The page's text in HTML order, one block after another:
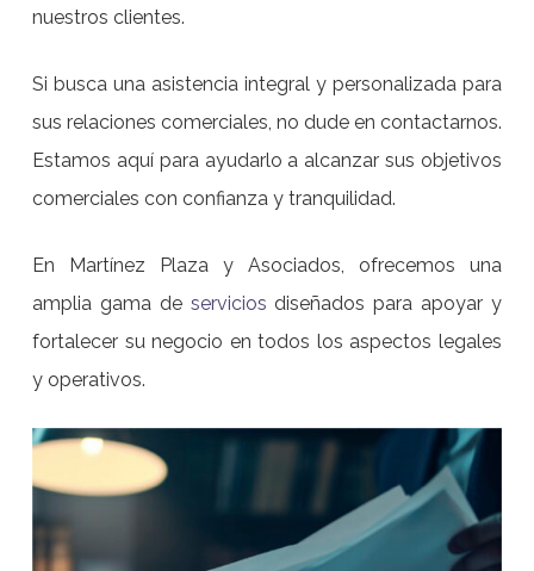
nuestros clientes.
Si busca una asistencia integral y personalizada para
sus relaciones comerciales, no dude en contactarnos.
Estamos aquí para ayudarlo a alcanzar sus objetivos
comerciales con confianza y tranquilidad.
En Martínez Plaza y Asociados, ofrecemos una
amplia gama de servicios diseñados para apoyar y
fortalecer su negocio en todos los aspectos legales
y operativos.